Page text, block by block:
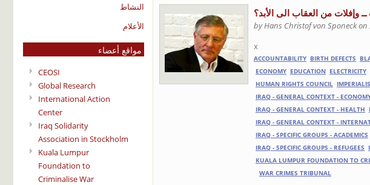
النشاط
الأعلام
CEOSI
Global Research
International Action
Center
Iraq Solidarity
Association in Stockholm
Kuala Lumpur
Foundation to
Criminalise War
وإفلات من العقاب الى الأبد؟
by Hans Christof von Sponeck on
x
ACCOUNTABILITY BIRTH DEFECTS
ECONOMY EDUCATION ELECTRICITY
HUMAN RIGHTS COUNCIL
IRAQ - GENERAL CONTEXT -
IRAQ - GENERAL CONTEXT - HEALTH
IRAQ - GENERAL CONTEXT -
IRAQ - SPECIFIC GROUPS - ACADEMICS
IRAQ - SPECIFIC GROUPS - REFUGEES
KUALA LUMPUR FOUNDATION TO
WAR CRIMES TRIBUNAL